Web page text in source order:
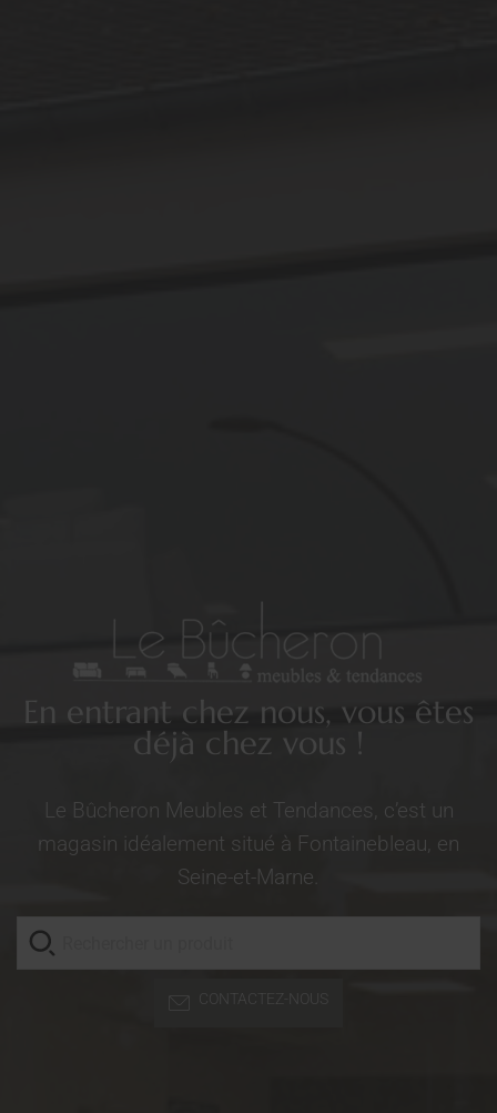
En entrant chez nous, vous êtes
déjà chez vous !
Le Bûcheron Meubles et Tendances, c’est un
magasin idéalement situé à Fontainebleau, en
Seine-et-Marne.
CONTACTEZ-NOUS